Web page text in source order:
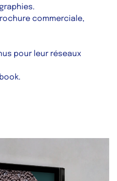
commerciale,
pour leur réseaux